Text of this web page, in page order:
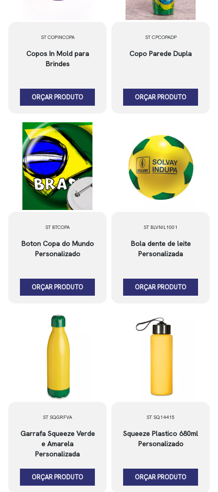
ST COPINCOPA
Copos In Mold para
Brindes
ORÇAR PRODUTO
ST CPCOPADP
Copo Parede Dupla
ORÇAR PRODUTO
ST BTCOPA
Boton Copa do Mundo
Personalizado
ORÇAR PRODUTO
ST BLVNIL1001
Bola dente de leite
Personalizada
ORÇAR PRODUTO
ST SQGRFVA
Garrafa Squeeze Verde
e Amarela
Personalizada
ORÇAR PRODUTO
ST SQ14415
Squeeze Plastico 680ml
Personalizado
ORÇAR PRODUTO